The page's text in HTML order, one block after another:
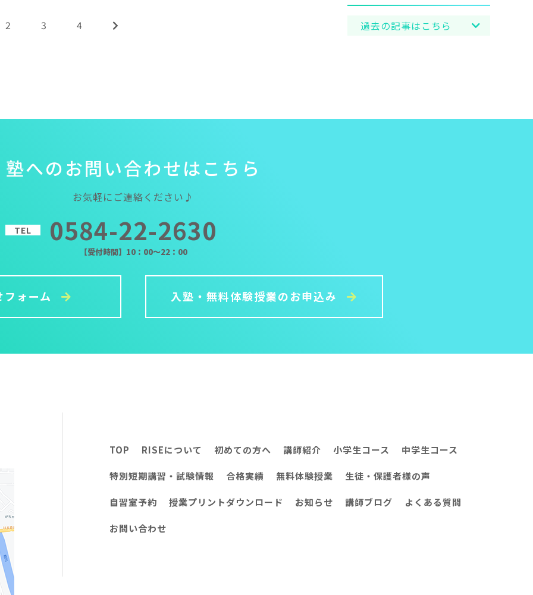
2 3 4 過去の記事はこちら
塾へのお問い合わせは こ ち ら
お気軽にご連絡ください♪
TEL 0584-22-2630
【受付時間】10：00～22：00
ォーム 入塾・無料体験授業のお申込み
TOP RISEについて 初めての方へ 講師紹介 小学生コース 中学生コース
特別短期講習・試験情報 合格実績 無料体験授業 生徒・保護者様の声
自習室予約 授業プリントダウンロード お知らせ 講師ブログ よくある質問
お問い合わせ